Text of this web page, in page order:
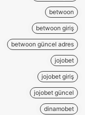
betwoon
betwoon giriş
betwoon güncel adres
jojobet
jojobet giriş
jojobet güncel
dinamobet